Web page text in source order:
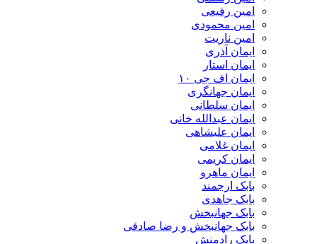
امین رفیعی
امین محمودی
امین ناریت
ایمان آذری
ایمان استار
ایمان اف جی ۱۰
ایمان جهانگری
ایمان سلطانی
ایمان عبدالله خانی
ایمان علیشاهی
ایمان غلامی
ایمان کریمی
ایمان ماهرو
بابک ارجمند
بابک جاهدی
بابک جهانبخش
بابک جهانبخش و رضا صادقی
بابک رادمنش